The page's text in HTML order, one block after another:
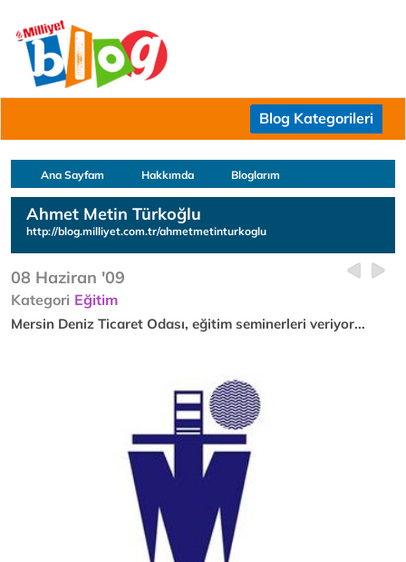
Blog Kategorileri
Ana Sayfam Hakkımda Bloglarım
Ahmet Metin Türkoğlu
http://blog.milliyet.com.tr/ahmetmetinturkoglu
08 Haziran '09
Kategori Eğitim
Mersin Deniz Ticaret Odası, eğitim seminerleri veriyor...